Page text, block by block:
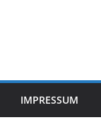
IMPRESSUM